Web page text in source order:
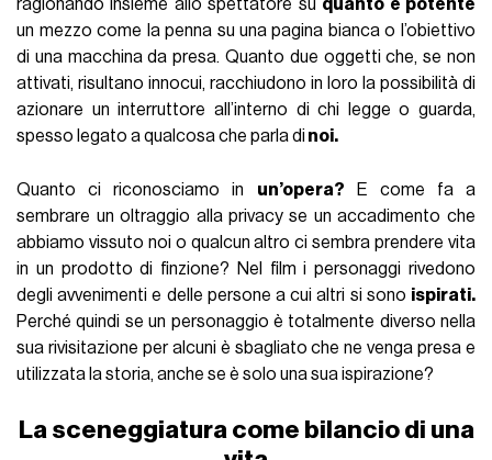
ragionando insieme allo spettatore su quanto è potente
un mezzo come la penna su una pagina bianca o l’obiettivo
di una macchina da presa. Quanto due oggetti che, se non
attivati, risultano innocui, racchiudono in loro la possibilità di
azionare un interruttore all’interno di chi legge o guarda,
spesso legato a qualcosa che parla di noi.
Quanto ci riconosciamo in un’opera? E come fa a
sembrare un oltraggio alla privacy se un accadimento che
abbiamo vissuto noi o qualcun altro ci sembra prendere vita
in un prodotto di finzione? Nel film i personaggi rivedono
degli avvenimenti e delle persone a cui altri si sono ispirati.
Perché quindi se un personaggio è totalmente diverso nella
sua rivisitazione per alcuni è sbagliato che ne venga presa e
utilizzata la storia, anche se è solo una sua ispirazione?
La sceneggiatura come bilancio di una